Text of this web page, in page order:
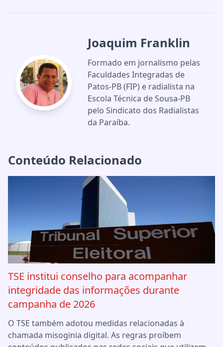
Joaquim Franklin
Formado em jornalismo pelas
Faculdades Integradas de
Patos-PB (FIP) e radialista na
Escola Técnica de Sousa-PB
pelo Sindicato dos Radialistas
da Paraíba.
Conteúdo Relacionado
TSE institui conselho para acompanhar
integridade das informações durante
campanha de 2026
O TSE também adotou medidas relacionadas à
chamada misoginia digital. As regras proíbem